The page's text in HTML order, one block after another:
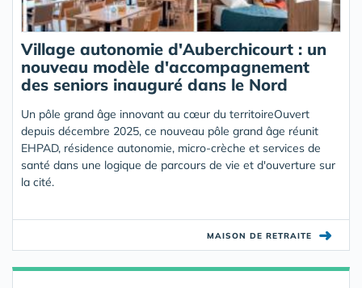
Village autonomie d'Auberchicourt : un
nouveau modèle d'accompagnement
des seniors inauguré dans le Nord
Un pôle grand âge innovant au cœur du territoireOuvert
depuis décembre 2025, ce nouveau pôle grand âge réunit
EHPAD, résidence autonomie, micro-crèche et services de
santé dans une logique de parcours de vie et d'ouverture sur
la cité.
MAISON DE RETRAITE ➜